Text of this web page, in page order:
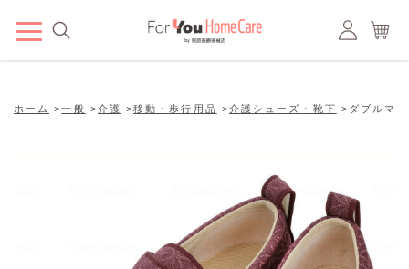
ホーム >一般 >介護 >移動・歩行用品 >介護シューズ・靴下 > ダブルマ